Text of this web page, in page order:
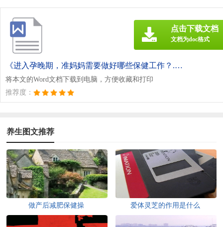
《进入孕晚期，准妈妈需要做好哪些保健工作？.doc》
将本文的Word文档下载到电脑，方便收藏和打印
推荐度：
点击下载文档
文档为doc格式
养生图文推荐
做产后减肥保健操 爱体灵芝的作用是什么